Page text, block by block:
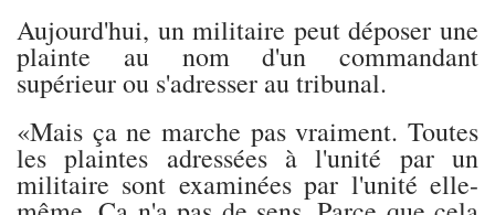
Aujourd'hui, un militaire peut déposer une
plainte au nom d'un commandant
supérieur ou s'adresser au tribunal.
«Mais ça ne marche pas vraiment. Toutes
les plaintes adressées à l'unité par un
militaire sont examinées par l'unité elle-